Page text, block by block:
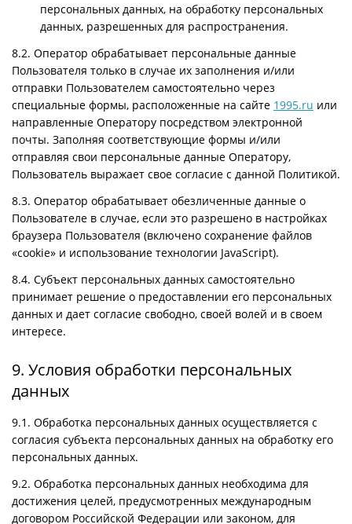
персональных данных, на обработку персональных
данных, разрешенных для распространения.
8.2. Оператор обрабатывает персональные данные
Пользователя только в случае их заполнения и/или
отправки Пользователем самостоятельно через
специальные формы, расположенные на сайте 1995.ru или
направленные Оператору посредством электронной
почты. Заполняя соответствующие формы и/или
отправляя свои персональные данные Оператору,
Пользователь выражает свое согласие с данной Политикой.
8.3. Оператор обрабатывает обезличенные данные о
Пользователе в случае, если это разрешено в настройках
браузера Пользователя (включено сохранение файлов
«cookie» и использование технологии JavaScript).
8.4. Субъект персональных данных самостоятельно
принимает решение о предоставлении его персональных
данных и дает согласие свободно, своей волей и в своем
интересе.
9. Условия обработки персональных
данных
9.1. Обработка персональных данных осуществляется с
согласия субъекта персональных данных на обработку его
персональных данных.
9.2. Обработка персональных данных необходима для
достижения целей, предусмотренных международным
договором Российской Федерации или законом, для